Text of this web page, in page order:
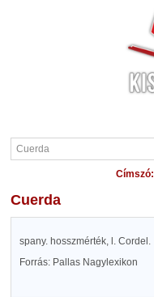
Címszó:
Cuerda
spany. hosszmérték, l. Cordel.
Forrás: Pallas Nagylexikon